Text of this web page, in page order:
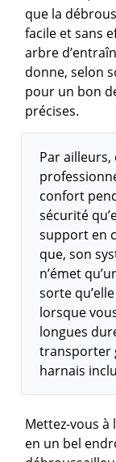
que la
facile et sans
arbre
donne, selon
pour un bon
précises.
Par ailleurs,
confort
sécurité
support en
que, son
n’émet
sorte
lorsque
longues
transporter
harnais
Mettez-vous à
en un bel